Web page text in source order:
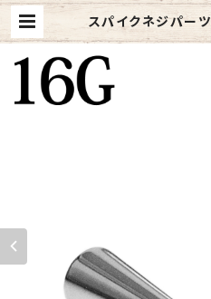
スパイクネジパー
4-SPIKE-